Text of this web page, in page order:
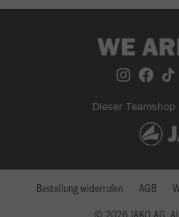
WE
Dieser
© 2026 JAKO AG,
Bestellung widerrufen AGB